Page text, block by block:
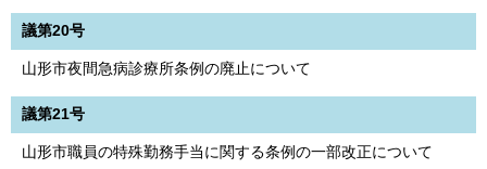
議第20号
山形市夜間急病診療所条例の廃止について
議第21号
山形市職員の特殊勤務手当に関する条例の一部改正について